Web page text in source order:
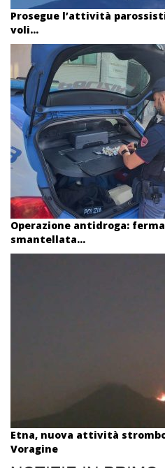
Prosegue l’attività
voli...
Operazione antidroga:
smantellata...
Etna, nuova attività
Voragine